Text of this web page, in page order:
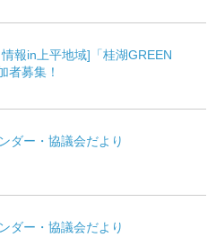
報in上平地域]「桂湖GREEN
募集！
ダー・協議会だより
ダー・協議会だより